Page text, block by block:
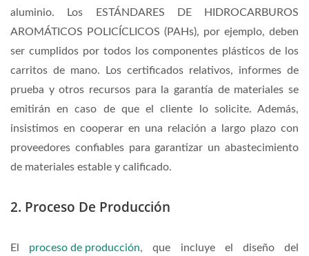
aluminio. Los ESTÁNDARES DE HIDROCARBUROS
AROMÁTICOS POLICÍCLICOS (PAHs), por ejemplo, deben
ser cumplidos por todos los componentes plásticos de los
carritos de mano. Los certificados relativos, informes de
prueba y otros recursos para la garantía de materiales se
emitirán en caso de que el cliente lo solicite. Además,
insistimos en cooperar en una relación a largo plazo con
proveedores confiables para garantizar un abastecimiento
de materiales estable y calificado.
2. Proceso De Producción
El proceso de producción, que incluye el diseño del